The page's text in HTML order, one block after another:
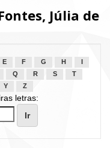
Júlia de
E F G H
Q R S
T
Y Z
letras: